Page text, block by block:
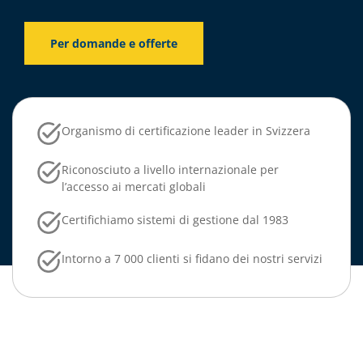
Per domande e offerte
Organismo di certificazione leader in Svizzera
Riconosciuto a livello internazionale per
l’accesso ai mercati globali
Certifichiamo sistemi di gestione dal 1983
Intorno a 7 000 clienti si fidano dei nostri servizi